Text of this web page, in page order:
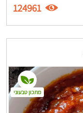
124961
מתכון טבעוני